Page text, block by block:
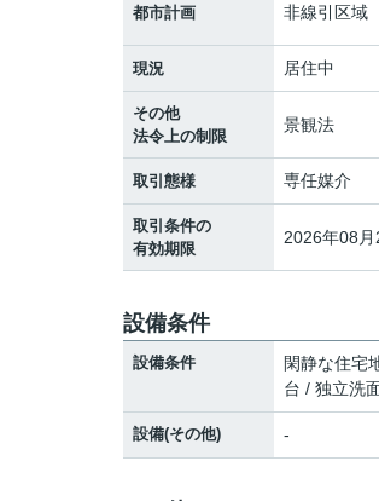
都市計画 非線引区域
現況 居住中
その他
法令上の制限
景観法
取引態様 専任媒介
取引条件の
有効期限
2026年08月
設備条件
設備条件
閑静な住宅
台 / 独立洗
設備(その他) -